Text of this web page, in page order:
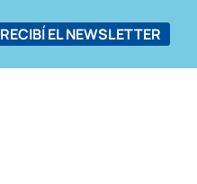
RECIBÍ EL NEWSLETTER